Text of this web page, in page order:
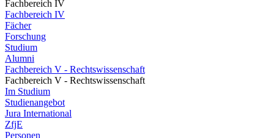
Fachbereich IV
Fachbereich IV
Fächer
Forschung
Studium
Alumni
Fachbereich V - Rechtswissenschaft
Fachbereich V - Rechtswissenschaft
Im Studium
Studienangebot
Jura International
ZfjE
Personen